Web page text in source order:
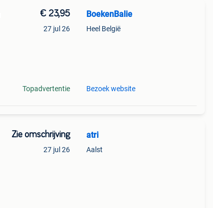
€ 23,95
27 jul 26
Topadvertentie
BoekenBalie
Heel België
Bezoek website
Zie omschrijving
27 jul 26
atri
Aalst